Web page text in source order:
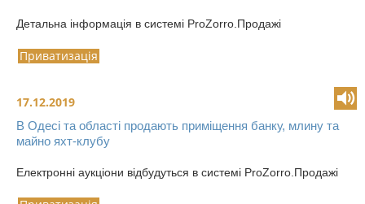
Детальна інформація в системі ProZorro.Продажі
Приватизація
17.12.2019
В Одесі та області продають приміщення банку, млину та
майно яхт-клубу
Електронні аукціони відбудуться в системі PrоZorro.Продажі